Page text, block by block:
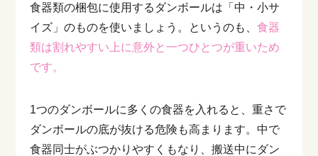
食器類の梱包に使用するダンボールは「中・小サ
イズ」のものを使いましょう。というのも、食器
類は割れやすい上に意外と一つひとつが重いため
です。
1つのダンボールに多くの食器を入れると、重さで
ダンボールの底が抜ける危険も高まります。中で
食器同士がぶつかりやすくもなり、搬送中にダン